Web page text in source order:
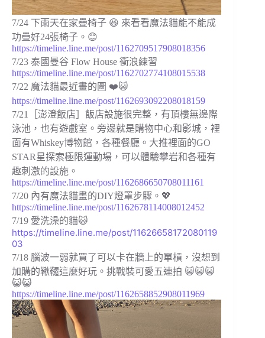
7/24 下雨天在家疊椅子 😆 來看看魔法貓能不能成
功疊好24張椅子。😊
https://timeline.line.me/post/1162709517908018356
7/23 泰國曼谷 Flow House 衝浪練習⁡
https://timeline.line.me/post/1162702774108015538
7/22 魔法貓最近畫的圖 ❤️😺⁡
https://timeline.line.me/post/1162693092208018159
7/21［澎澄飯店］飯店設施很完整，有頂樓無邊際
泳池，也有遊戲室。旁邊就是購物中心和影城，裡
面有Whiskey博物館，各種餐廳。大推裡面的GO
STAR星探索極限運動場，可以體驗攀岩和各種有
趣刺激的設施。
https://timeline.line.me/post/1162686650708011161
7/20 內有魔法貓畫的DIY燈罩步驟。💖
https://timeline.line.me/post/1162678114008012452
7/19 愛洗澡的貓😺
https://timeline.line.me/post/11626658172080119
03
7/18 腦波一弱就買了可以卡在牆上的單槓，沒想到
加購的鞦韆這麼好玩。挑戰裝可愛五連拍 😺😺😺
😺😺
https://timeline.line.me/post/1162658852908011969